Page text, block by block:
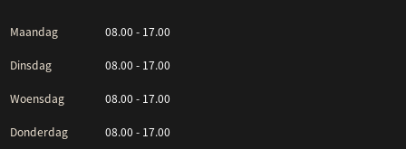
Maandag 08.00 - 17.00
Dinsdag 08.00 - 17.00
Woensdag 08.00 - 17.00
Donderdag 08.00 - 17.00